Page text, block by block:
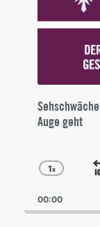
Auge geht
Rate
1x
00:00